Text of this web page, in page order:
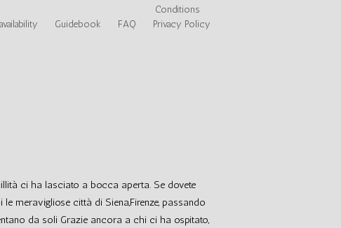
Guidebook FAQ
Conditions
Privacy Policy
ci ha lasciato a bocca aperta. Se dovete
meravigliose città di Siena,Firenze, passando
da soli Grazie ancora a chi ci ha ospitato,